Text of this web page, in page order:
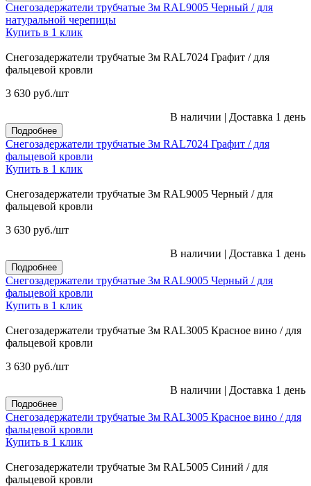
Снегозадержатели трубчатые 3м RAL9005 Черный / для
натуральной черепицы
Купить в 1 клик
Снегозадержатели трубчатые 3м RAL7024 Графит / для
фальцевой кровли
3 630 руб./шт
В наличии | Доставка 1 день
Подробнее
Снегозадержатели трубчатые 3м RAL7024 Графит / для
фальцевой кровли
Купить в 1 клик
Снегозадержатели трубчатые 3м RAL9005 Черный / для
фальцевой кровли
3 630 руб./шт
В наличии | Доставка 1 день
Подробнее
Снегозадержатели трубчатые 3м RAL9005 Черный / для
фальцевой кровли
Купить в 1 клик
Снегозадержатели трубчатые 3м RAL3005 Красное вино / для
фальцевой кровли
3 630 руб./шт
В наличии | Доставка 1 день
Подробнее
Снегозадержатели трубчатые 3м RAL3005 Красное вино / для
фальцевой кровли
Купить в 1 клик
Снегозадержатели трубчатые 3м RAL5005 Синий / для
фальцевой кровли